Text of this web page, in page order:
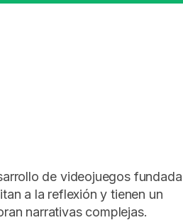
de videojuegos fundada
a la reflexión y tienen un
narrativas complejas.